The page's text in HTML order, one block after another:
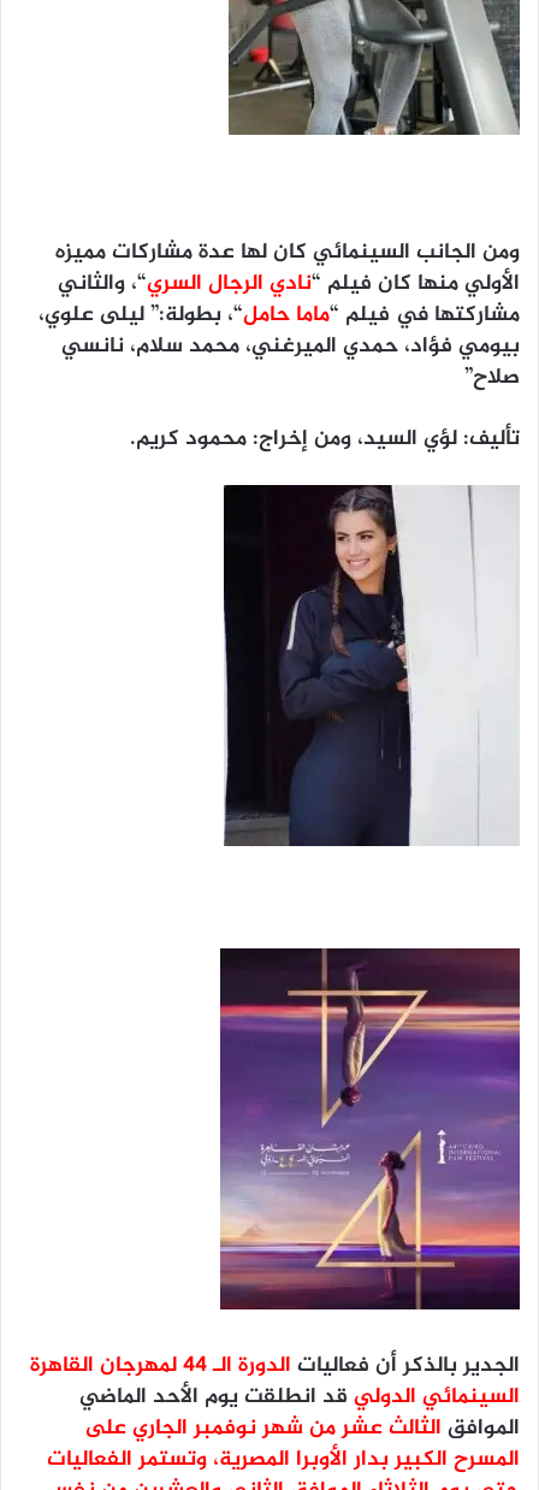
ومن الجانب السينمائي كان لها عدة مشاركات مميزه
الأولي منها كان فيلم “نادي الرجال السري“، والثاني
مشاركتها في فيلم “ماما حامل“، بطولة:” ليلى علوي،
بيومي فؤاد، حمدي الميرغني، محمد سلام، نانسي
صلاح”
تأليف: لؤي السيد، ومن إخراج: محمود كريم.
الجدير بالذكر أن فعاليات
الدورة الـ ٤٤ لمهرجان القاهرة
السينمائي الدولي قد انطلقت يوم الأحد الماضي
الموافق الثالث عشر من شهر نوفمبر الجاري على
المسرح الكبير بدار الأوبرا المصرية، وتستمر الفعاليات